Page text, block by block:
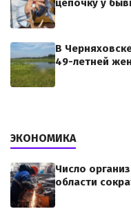
цепочку у
В
49-летней
ЭКОНОМИКА
Число
области